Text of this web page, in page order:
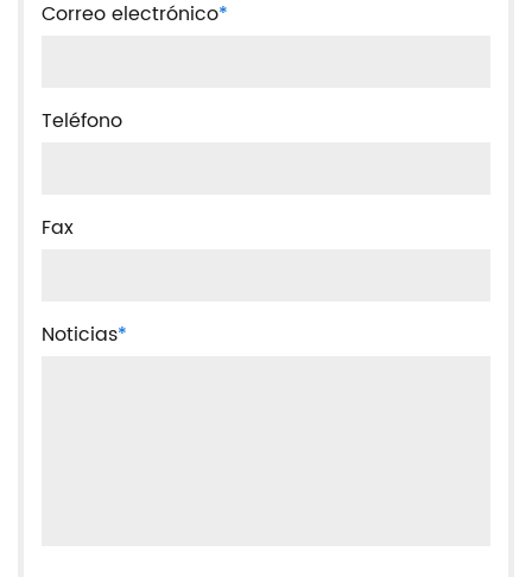
Correo electrónico*
Teléfono
Fax
Noticias*